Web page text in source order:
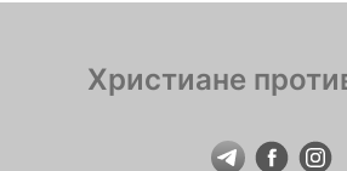
Христиане